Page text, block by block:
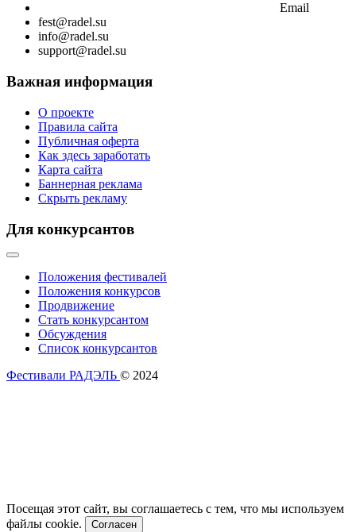
Email
fest@radel.su
info@radel.su
support@radel.su
Важная информация
О проекте
Правила сайта
Публичная оферта
Как здесь заработать
Карта сайта
Баннерная реклама
Скрыть рекламу
Для конкурсантов
Положения фестивалей
Положения конкурсов
Продвижение
Стать конкурсантом
Обсуждения
Список конкурсантов
Фестивали РАДЭЛЬ © 2024
Посещая этот сайт, вы соглашаетесь с тем, что мы используем
файлы cookie.
Согласен